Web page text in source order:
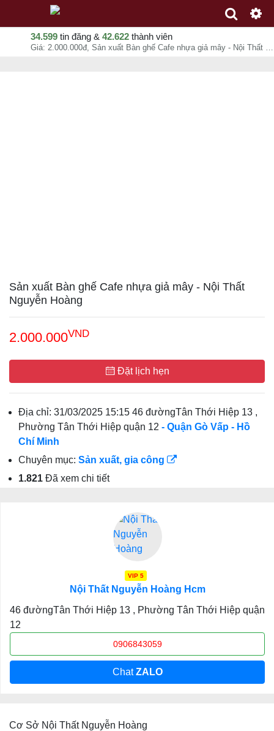
34.599 tin đăng & 42.622 thành viên
Giá: 2.000.000đ, Sản xuất Bàn ghế Cafe nhựa giả mây - Nội Thất Nguyễn Hoàng, Nội Thất Nguyễn Hoàng Hcm, chuyên mục Sản xuất, gia công tại Quận Gò Vấp - Hồ Chí Minh - 09-08-2026 01:05:04
Sản xuất Bàn ghế Cafe nhựa giả mây - Nội Thất
Nguyễn Hoàng
2.000.000VND
Đặt lịch hẹn
Địa chỉ: 31/03/2025 15:15 46 đườngTân Thới Hiệp 13 ,
Phường Tân Thới Hiệp quận 12 - Quận Gò Vấp - Hồ
Chí Minh
Chuyên mục: Sản xuất, gia công
1.821 Đã xem chi tiết
VIP 5
Nội Thất Nguyễn Hoàng Hcm
46 đườngTân Thới Hiệp 13 , Phường Tân Thới Hiệp quận
12
0906843059
ChatZALO
Cơ Sở Nội Thất Nguyễn Hoàng